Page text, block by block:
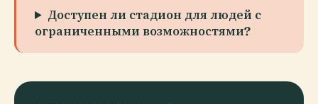
Доступен ли стадион для людей с
ограниченными возможностями?